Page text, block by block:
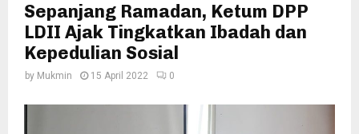
Sepanjang Ramadan, Ketum DPP
LDII Ajak Tingkatkan Ibadah dan
Kepedulian Sosial
by Mukmin 15 April 2022 0